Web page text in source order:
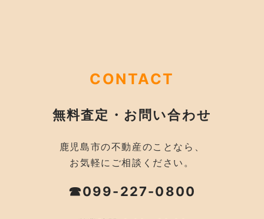
CONTACT
無料査定・お問い合わせ
鹿児島市の不動産のことなら、
お気軽にご相談ください。
☎099-227-0800